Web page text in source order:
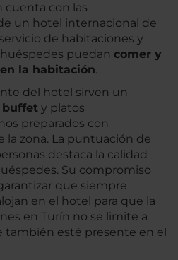
cuenta con las
un hotel internacional de
de habitaciones y
puedan comer y
la habitación.
del hotel sirven un
buffet y platos
preparados con
la zona. La puntuación de
destaca la calidad
Su compromiso
que siempre
en el hotel para que la
en Turín no se limite a
también esté presente en el